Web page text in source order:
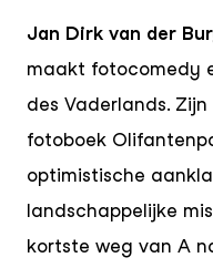
Jan Dirk van der
maakt fotocomedy
des Vaderlands.
fotoboek
optimistische
landschappelijke
kortste weg van A